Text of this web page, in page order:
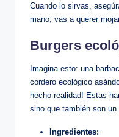
Cuando lo sirvas,
mano; vas a querer
Burgers
Imagina esto: una
cordero ecológico
hecho realidad! Estas
sino que también son un
Ingredientes: